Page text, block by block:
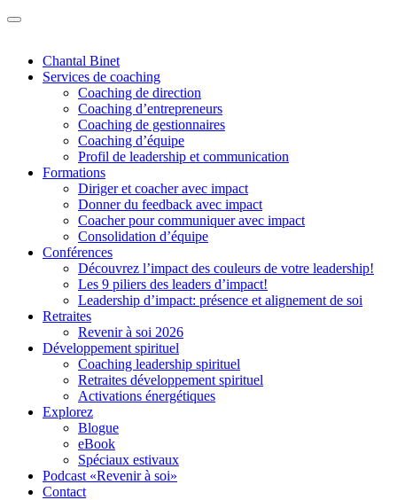
Chantal Binet
Services de coaching
Coaching de direction
Coaching d’entrepreneurs
Coaching de gestionnaires
Coaching d’équipe
Profil de leadership et communication
Formations
Diriger et coacher avec impact
Donner du feedback avec impact
Coacher pour communiquer avec impact
Consolidation d’équipe
Conférences
Découvrez l’impact des couleurs de votre leadership!
Les 9 piliers des leaders d’impact!
Leadership d’impact: présence et alignement de soi
Retraites
Revenir à soi 2026
Développement spirituel
Coaching leadership spirituel
Retraites développement spirituel
Activations énergétiques
Explorez
Blogue
eBook
Spéciaux estivaux
Podcast «Revenir à soi»
Contact